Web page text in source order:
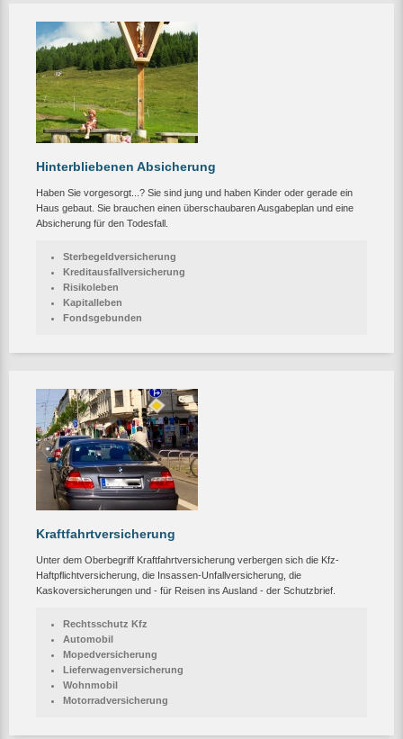
Hinterbliebenen Absicherung
Haben Sie vorgesorgt...? Sie sind jung und haben Kinder oder gerade ein
Haus gebaut. Sie brauchen einen überschaubaren Ausgabeplan und eine
Absicherung für den Todesfall.
Sterbegeldversicherung
Kreditausfallversicherung
Risikoleben
Kapitalleben
Fondsgebunden
Kraftfahrtversicherung
Unter dem Oberbegriff Kraftfahrtversicherung verbergen sich die Kfz-
Haftpflichtversicherung, die Insassen-Unfallversicherung, die
Kaskoversicherungen und - für Reisen ins Ausland - der Schutzbrief.
Rechtsschutz Kfz
Automobil
Mopedversicherung
Lieferwagenversicherung
Wohnmobil
Motorradversicherung